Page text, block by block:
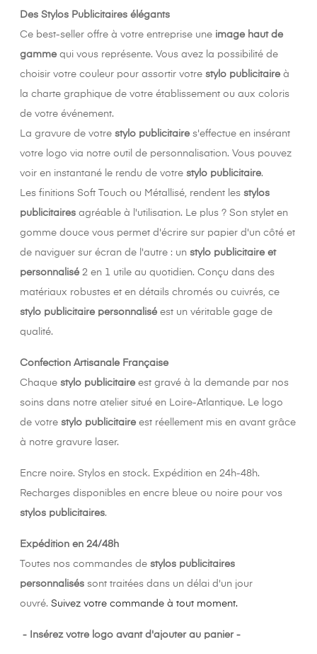
Des Stylos Publicitaires élégants
Ce best-seller offre à votre entreprise une image haut de
gammequi vous représente. Vous avez la possibilité de
choisir votre couleur pour assortir votre stylo publicitaireà
la charte graphique de votre établissement ou aux coloris
de votre événement.
La gravure de votre stylo publicitaires'effectue en insérant
votre logo via notre outil de personnalisation. Vous pouvez
voir en instantané le rendu de votre stylo publicitaire.
Les finitions Soft Touch ou Métallisé, rendent les stylos
publicitaires agréable à l'utilisation. Le plus ? Son stylet en
gomme douce vous permet d'écrire sur papier d'un côté et
de naviguer sur écran de l'autre : un stylo publicitaire et
personnalisé2 en 1 utile au quotidien. Conçu dans des
matériaux robustes et en détails chromés ou cuivrés, ce
stylo publicitaire personnaliséest un véritable gage de
qualité.
Confection Artisanale Française
Chaque stylo publicitaireest gravé à la demande par nos
soins dans notre atelier situé en Loire-Atlantique. Le logo
de votre stylo publicitaireest réellement mis en avant grâce
à notre gravure laser.
Encre noire. Stylos en stock. Expédition en 24h-48h.
Recharges disponibles en encre bleue ou noire pour vos
stylos publicitaires.
Expédition en 24/48h
Toutes nos commandes de stylos publicitaires
personnalisés sont traitées dans un délai d'un jour
ouvré. Suivez votre commande à tout moment.
- Insérez votre logo avant d'ajouter au panier -